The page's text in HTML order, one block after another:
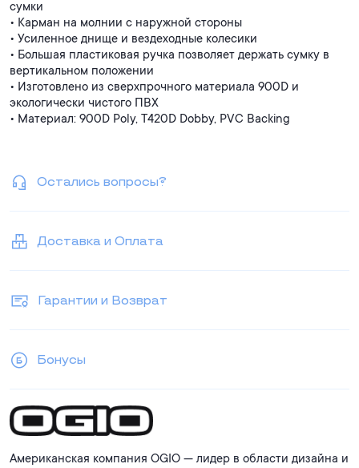
сумки
• Карман на молнии с наружной стороны
• Усиленное днище и вездеходные колесики
• Большая пластиковая ручка позволяет держать сумку в
вертикальном положении
• Изготовлено из сверхпрочного материала 900D и
экологически чистого ПВХ
• Материал: 900D Poly, T420D Dobby, PVC Backing
Остались вопросы?
Доставка и Оплата
Гарантии и Возврат
Бонусы
Американская компания OGIO — лидер в области дизайна и